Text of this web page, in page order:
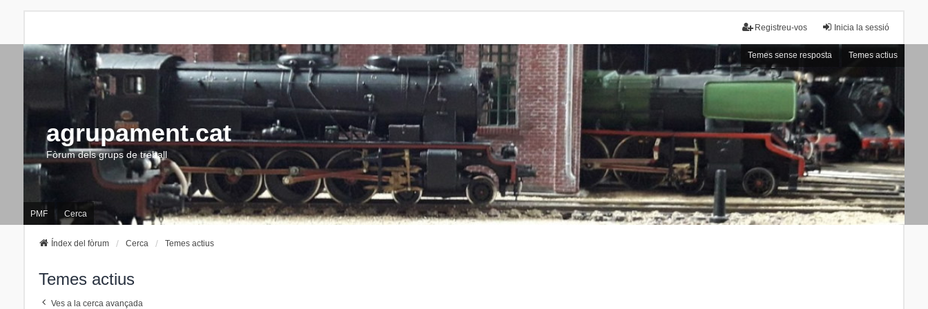
Inicia la sessió
Registreu-vos
Temes sense resposta Temes actius
agrupament.cat
Fòrum dels grups de treball
PMF Cerca
Índex del fòrum Cerca Temes actius
Temes actius
Ves a la cerca avançada